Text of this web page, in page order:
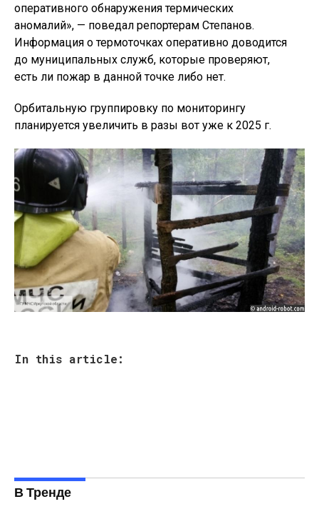
оперативного обнаружения термических
аномалий», — поведал репортерам Степанов.
Информация о термоточках оперативно доводится
до муниципальных служб, которые проверяют,
есть ли пожар в данной точке либо нет.
Орбитальную группировку по мониторингу
планируется увеличить в разы вот уже к 2025 г.
In this article:
В Тренде